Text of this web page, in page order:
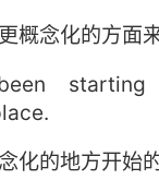
概念化的方面
化的地方开始